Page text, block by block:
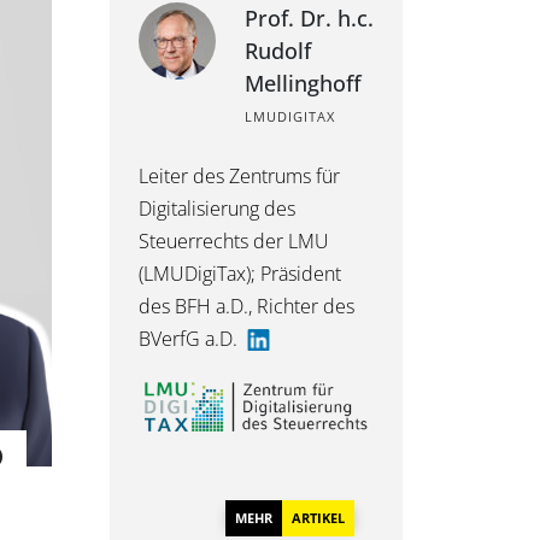
Prof. Dr. h.c.
Rudolf
Mellinghoff
LMUDIGITAX
Leiter des Zentrums für
Digitalisierung des
Steuerrechts der LMU
(LMUDigiTax); Präsident
des BFH a.D., Richter des
BVerfG a.D.
MEHR ARTIKEL